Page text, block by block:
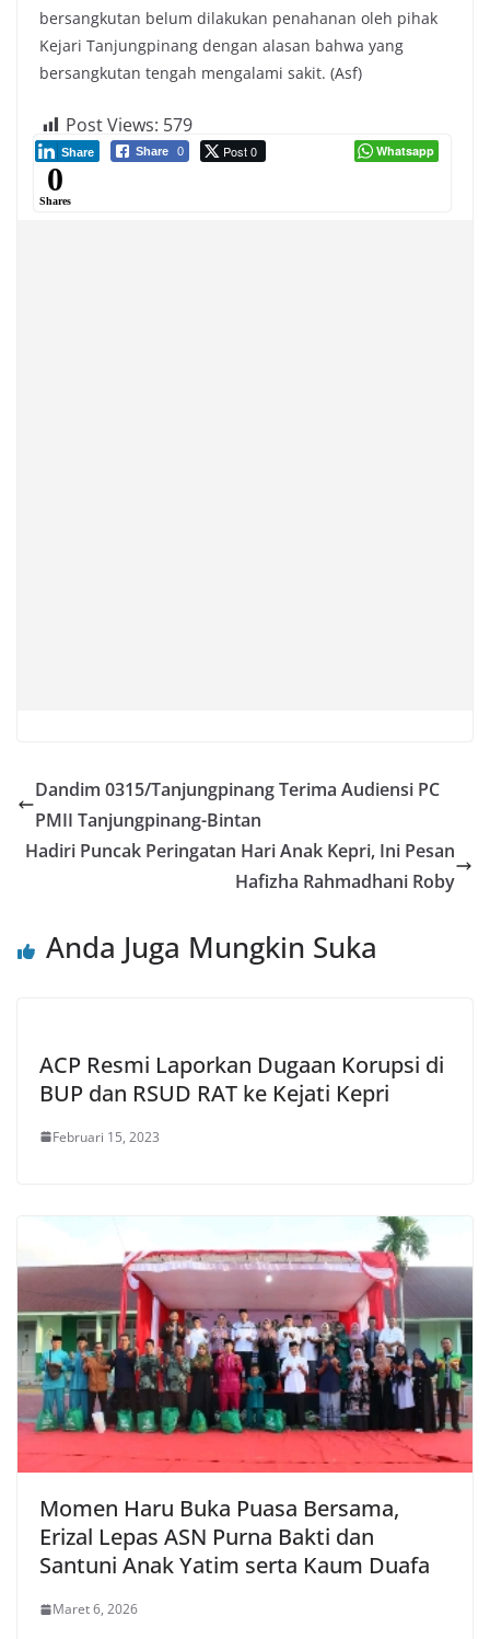
bersangkutan belum dilakukan penahanan oleh pihak
Kejari Tanjungpinang dengan alasan bahwa yang
bersangkutan tengah mengalami sakit. (Asf)
Post Views: 579
Share 0 Post 0
Share Whatsapp
0
Shares
Dandim 0315/Tanjungpinang Terima Audiensi PC
PMII Tanjungpinang-Bintan
Hadiri Puncak Peringatan Hari Anak Kepri, Ini Pesan
Hafizha Rahmadhani Roby
Anda Juga Mungkin Suka
ACP Resmi Laporkan Dugaan Korupsi di
BUP dan RSUD RAT ke Kejati Kepri
Februari 15, 2023
Momen Haru Buka Puasa Bersama,
Erizal Lepas ASN Purna Bakti dan
Santuni Anak Yatim serta Kaum Duafa
Maret 6, 2026